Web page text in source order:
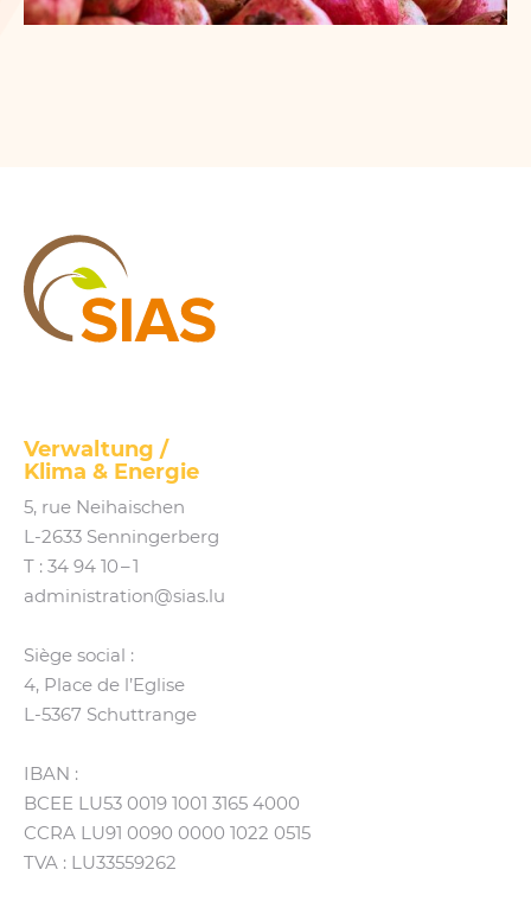
Verwaltung /
Klima & Energie
5, rue Neihaischen
L‑2633 Senningerberg
T : 34 94 10 – 1
administration@​sias.​lu
Siège social :
4, Place de l’Eglise
L‑5367 Schuttrange
IBAN :
BCEE LU53 0019 1001 3165 4000
CCRA LU91 0090 0000 1022 0515
TVA : LU33559262